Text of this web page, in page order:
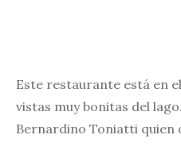
Este restaurante está en
vistas muy bonitas del
Bernardino Toniatti quien